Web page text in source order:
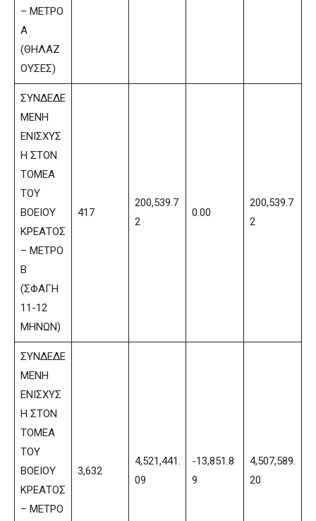
– ΜΕΤΡΟ
Α
(ΘΗΛΑΖ
ΟΥΣΕΣ)
ΣΥΝΔΕΔΕ
ΜΕΝΗ
ΕΝΙΣΧΥΣ
Η ΣΤΟΝ
ΤΟΜΕΑ
ΤΟΥ
ΒΟΕΙΟΥ
ΚΡΕΑΤΟΣ
– ΜΕΤΡΟ
Β
(ΣΦΑΓΗ
11-12
ΜΗΝΩΝ)
417
200,539.7
2
0.00
200,539.7
2
ΣΥΝΔΕΔΕ
ΜΕΝΗ
ΕΝΙΣΧΥΣ
Η ΣΤΟΝ
ΤΟΜΕΑ
ΤΟΥ
ΒΟΕΙΟΥ
ΚΡΕΑΤΟΣ
– ΜΕΤΡΟ
3,632
4,521,441.
09
-13,851.8
9
4,507,589.
20